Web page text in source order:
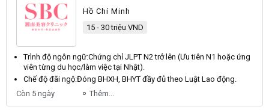
Hồ Chí Minh
15 - 30 triệu VND
Trình độ ngôn ngữ:Chứng chỉ JLPT N2trở lên (Ưu tiên N1 hoặc ứng
viên từng du học/làm việc tại Nhật).
Chế độ đãi ngộ:Đóng BHXH, BHYT đầy đủ theo Luật Lao động.
Còn 5 ngày
Thêm...